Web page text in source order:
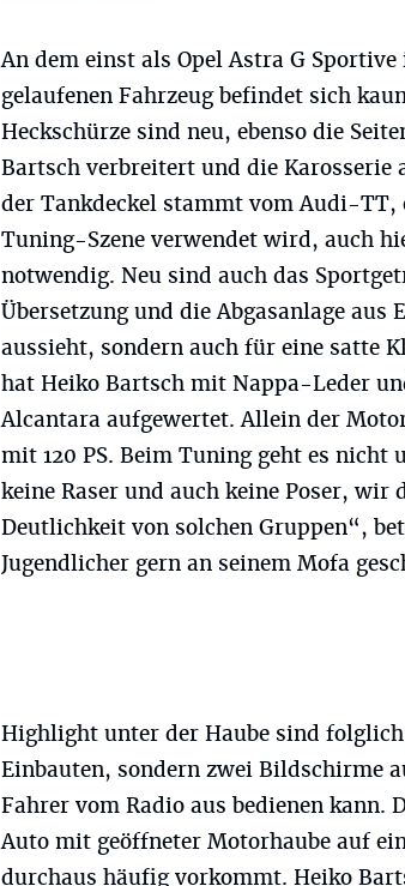
An dem einst als Opel Astra G
gelaufenen Fahrzeug befindet sich
Heckschürze sind neu, ebenso die
Bartsch verbreitert und die Karosserie
der Tankdeckel stammt vom Audi-TT,
Tuning-Szene verwendet wird, auch
notwendig. Neu sind auch das
Übersetzung und die Abgasanlage
aussieht, sondern auch für eine satte
hat Heiko Bartsch mit Nappa-Leder
Alcantara aufgewertet. Allein der
mit 120 PS. Beim Tuning geht es
keine Raser und auch keine Poser,
Deutlichkeit von solchen Gruppen“,
Jugendlicher gern an seinem Mofa
Highlight unter der Haube sind
Einbauten, sondern zwei Bildschirme
Fahrer vom Radio aus bedienen kann.
Auto mit geöffneter Motorhaube auf
durchaus häufig vorkommt. Heiko